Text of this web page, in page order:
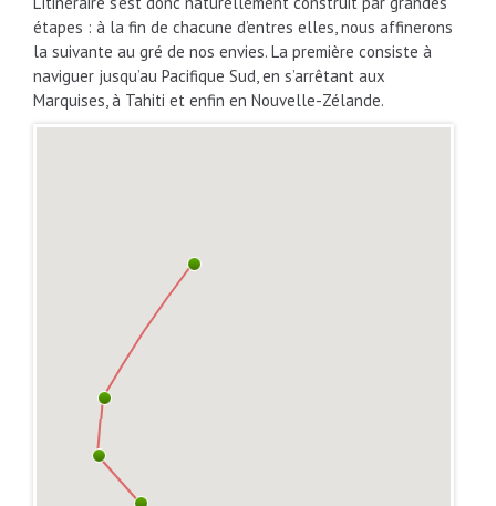
étapes : à la fin de chacune d’entres elles, nous affinerons
la suivante au gré de nos envies. La première consiste à
naviguer jusqu’au Pacifique Sud, en s’arrêtant aux
Marquises, à Tahiti et enfin en Nouvelle-Zélande.